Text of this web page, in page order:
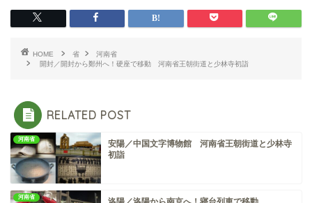
HOME 省
河南省
開封／開封から鄭州へ！硬座で移動 河南省王朝街道と少林寺初詣
RELATED POST
河南省
安陽／中国文字博物館 河南省王朝街道と少林寺
初詣
河南省